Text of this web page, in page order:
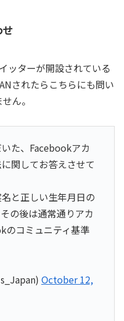
ッターが開設されている
されたらこちらにも問い
ん。
た、Facebookアカ
関してお答えさせて
と正しい生年月日の
の後は通常通りアカ
のコミュニティ基準
October 12,